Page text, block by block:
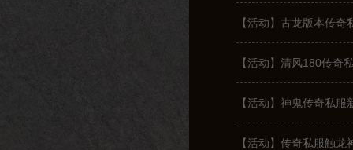
【活动】古龙版本传
【活动】清风180传奇
【活动】神鬼传奇私
【活动】传奇私服触